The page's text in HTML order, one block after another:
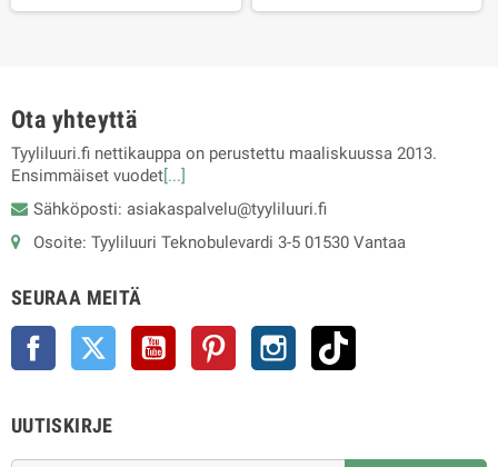
Ota yhteyttä
Tyyliluuri.fi nettikauppa on perustettu maaliskuussa 2013.
Ensimmäiset vuodet[...]
Sähköposti: asiakaspalvelu@tyyliluuri.fi
Osoite: Tyyliluuri Teknobulevardi 3-5 01530 Vantaa
SEURAA MEITÄ
Facebook Twitter YouTube Pinterest Instagram
UUTISKIRJE